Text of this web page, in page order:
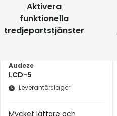
Aktivera
funktionella
tredjepartstjänster
Audeze
LCD-5
Leverantörslager
Mycket lättare och